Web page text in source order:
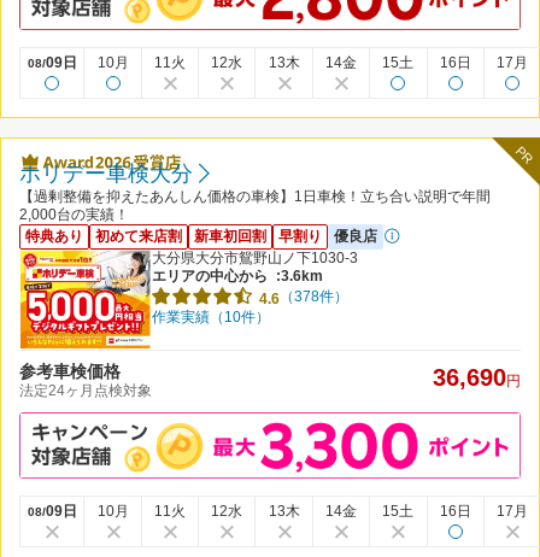
08/09日 10月 11火 12水 13木 14金 15土 16日 17月
PR
ホリデー車検大分
【過剰整備を抑えたあんしん価格の車検】1日車検！立ち合い説明で年間
2,000台の実績！
特典あり
初めて来店割 新車初回割 早割り
優良店
大分県大分市鴛野山ノ下1030-3
エリアの中心から
:3.6km
4.6 （378件）
作業実績（10件）
参考車検価格
法定24ヶ月点検対象 36,690円
08/09日 10月 11火 12水 13木 14金 15土 16日 17月